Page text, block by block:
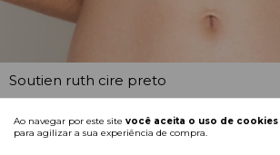
Ao navegar por este site você aceita o uso de cookies
para agilizar a sua experiência de compra.
Soutien ruth cire preto